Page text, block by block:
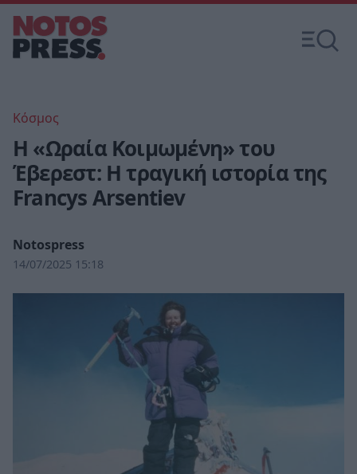
Κόσμος
Η «Ωραία Κοιμωμένη» του
Έβερεστ: Η τραγική ιστορία της
Francys Arsentiev
Notospress
14/07/2025 15:18